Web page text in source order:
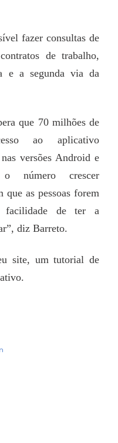
fazer consultas de
de trabalho,
e a segunda via da
que 70 milhões de
ao aplicativo
versões Android e
número crescer
que as pessoas forem
facilidade de ter a
diz Barreto.
site, um tutorial de